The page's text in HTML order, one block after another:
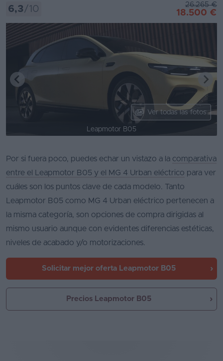
6,3 /10 26.265 €
18.500 €
Ver todas las fotos
Leapmotor B05
Por si fuera poco, puedes echar un vistazo a la comparativa
entre el Leapmotor B05 y el MG 4 Urban eléctrico para ver
cuáles son los puntos clave de cada modelo. Tanto
Leapmotor B05 como MG 4 Urban eléctrico pertenecen a
la misma categoría, son opciones de compra dirigidas al
mismo usuario aunque con evidentes diferencias estéticas,
niveles de acabado y/o motorizaciones.
Solicitar mejor oferta Leapmotor B05
Precios Leapmotor B05